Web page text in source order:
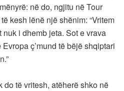
në do, ngjitu në Tour
kesh lënë një shënim: “Vritem
i dhemb jeta. Sot e vrava
ç’mund të bëjë shqiptari
do të vritesh, atëherë shko në